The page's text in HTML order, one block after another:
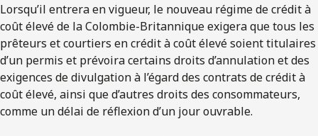
Lorsqu’il entrera en vigueur, le nouveau régime de crédit à
coût élevé de la Colombie-Britannique exigera que tous les
prêteurs et courtiers en crédit à coût élevé soient titulaires
d’un permis et prévoira certains droits d’annulation et des
exigences de divulgation à l’égard des contrats de crédit à
coût élevé, ainsi que d’autres droits des consommateurs,
comme un délai de réflexion d’un jour ouvrable.